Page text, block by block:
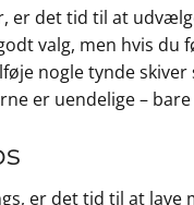
er det tid til at
valg, men hvis
nogle tynde
er uendelige –
er det tid til at lave